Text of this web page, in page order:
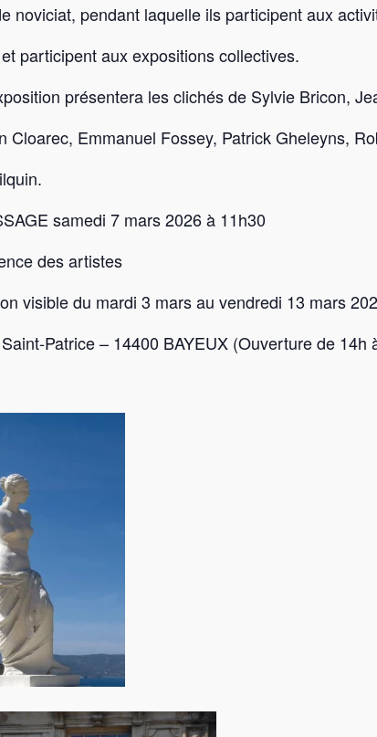
noviciat, pendant laquelle ils participent aux
participent aux expositions collectives.
présentera les clichés de Sylvie Bricon,
Cloarec, Emmanuel Fossey, Patrick Gheleyns,
samedi 7 mars 2026 à 11h30
des artistes
visible du mardi 3 mars au vendredi 13 mars
Patrice – 14400 BAYEUX (Ouverture de